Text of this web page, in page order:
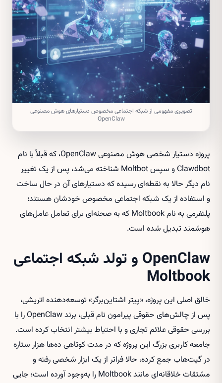
تصویری مفهومی از شبکه اجتماعی مخصوص دستیارهای هوش مصنوعی
OpenClaw
پروژه دستیار شخصی هوش مصنوعی OpenClaw، که قبلاً با نام
Clawdbot و سپس Moltbot شناخته می‌شد، پس از یک تغییر
نام دیگر حالا به نقطه‌ای رسیده که دستیارهای آن در حال ساخت
و استفاده از یک شبکه اجتماعی مخصوص خودشان هستند؛
پلتفرمی به نام Moltbook که به صحنه‌ای برای تعامل عامل‌های
هوشمند تبدیل شده است.
OpenClaw و تولد شبکه اجتماعی
Moltbook
خالق اصلی این پروژه، «پیتر اشتاین‌برگر» توسعه‌دهنده اتریشی،
پس از چالش‌های حقوقی پیرامون نام قبلی، برند OpenClaw را با
بررسی حقوقی علائم تجاری و با احتیاط بیشتر انتخاب کرده است.
جامعه کاربری بزرگ این پروژه که در مدت کوتاهی ده‌ها هزار ستاره
در گیت‌هاب جمع کرده، حالا فراتر از یک ابزار شخصی رفته و
مشتقات خلاقانه‌ای مانند Moltbook را به‌وجود آورده است؛ جایی